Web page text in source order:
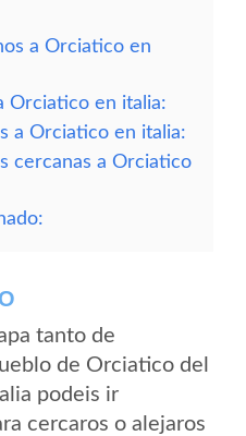
a Orciatico en
Orciatico en italia:
a Orciatico en italia:
cercanas a Orciatico
tanto de
de Orciatico del
podeis ir
cercaros o alejaros